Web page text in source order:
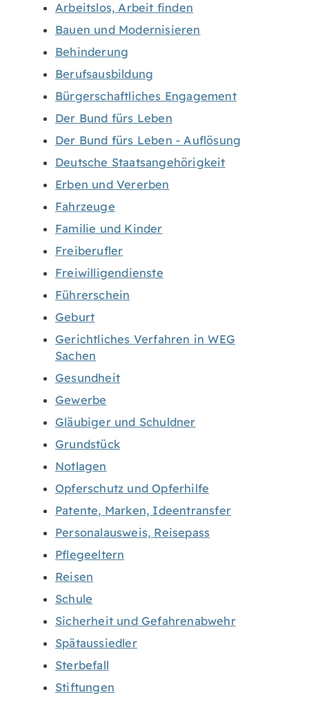
Arbeitslos, Arbeit finden
Bauen und Modernisieren
Behinderung
Berufsausbildung
Bürgerschaftliches Engagement
Der Bund fürs Leben
Der Bund fürs Leben - Auflösung
Deutsche Staatsangehörigkeit
Erben und Vererben
Fahrzeuge
Familie und Kinder
Freiberufler
Freiwilligendienste
Führerschein
Geburt
Gerichtliches Verfahren in WEG
Sachen
Gesundheit
Gewerbe
Gläubiger und Schuldner
Grundstück
Notlagen
Opferschutz und Opferhilfe
Patente, Marken, Ideentransfer
Personalausweis, Reisepass
Pflegeeltern
Reisen
Schule
Sicherheit und Gefahrenabwehr
Spätaussiedler
Sterbefall
Stiftungen